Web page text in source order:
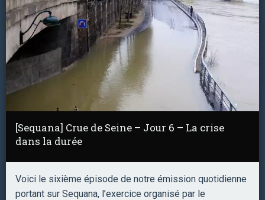
[Sequana] Crue de Seine – Jour 6 – La crise
dans la durée
Voici le sixième épisode de notre émission quotidienne
portant sur Sequana, l’exercice organisé par le